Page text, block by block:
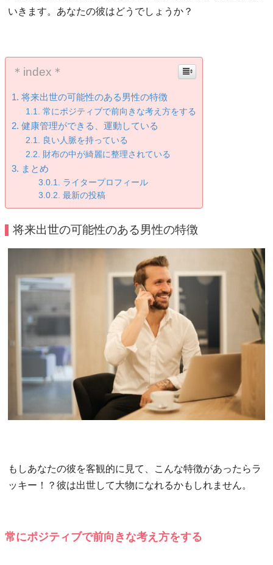
いきます。あなたの彼はどうでしょうか？
＊index＊
将来出世の可能性のある男性の特徴
常にポジティブで前向きな考え方をする
健康管理ができる、運動している
良い人脈を持っている
財布の中が綺麗に整理されている
まとめ
ライタープロフィール
最新の投稿
将来出世の可能性のある男性の特徴
もしあなたの彼を客観的に見て、こんな特徴があったらラ
ッキー！？彼は出世して大物になれるかもしれません。
常にポジティブで前向きな考え方をする